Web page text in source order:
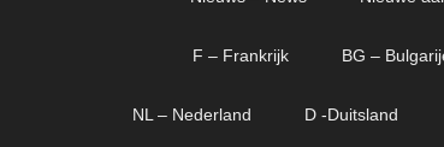
F – Frankrijk BG –
NL – Nederland D -Duitsland